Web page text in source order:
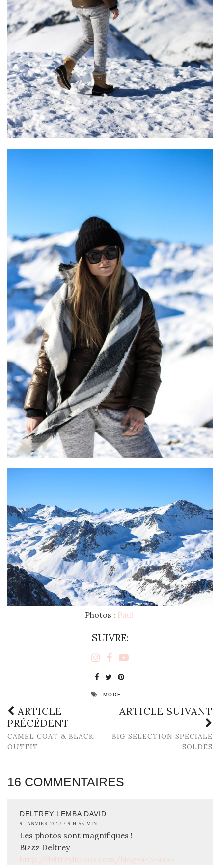
Photos : Paul
SUIVRE:
MODE
ARTICLE
PRÉCÉDENT
CAMEL COAT & BLACK
OUTFIT
ARTICLE SUIVANT
BIG SÉLECTION SPÉCIALE
SOLDES
16 COMMENTAIRES
DELTREY LEMBA DAVID
9 JANVIER 2017 / 9 H 55 MIN
Les photos sont magnifiques !
Bizzz Deltrey
http://deltreylicious.com/blog-a-3-ans-